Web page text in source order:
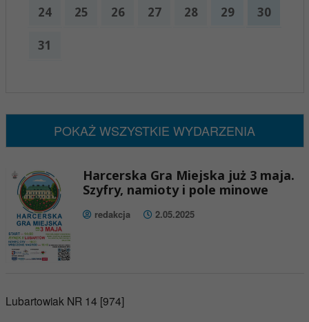
24 25 26 27 28 29 30
31
POKAŻ WSZYSTKIE WYDARZENIA
Harcerska Gra Miejska już 3 maja.
Szyfry, namioty i pole minowe
redakcja 2.05.2025
Lubartowiak NR 14 [974]